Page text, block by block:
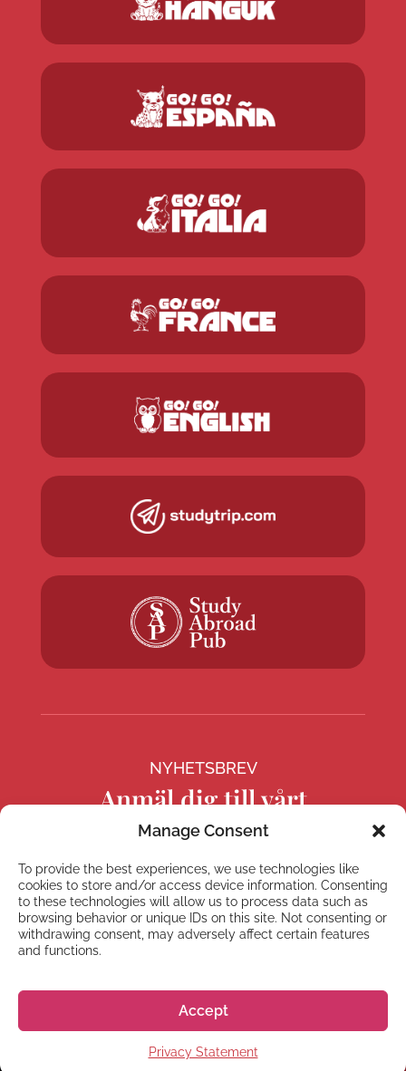
Manage Consent
To provide the best experiences, we use technologies like
cookies to store and/or access device information. Consenting
to these technologies will allow us to process data such as
browsing behavior or unique IDs on this site. Not consenting or
withdrawing consent, may adversely affect certain features
and functions.
Accept
Privacy Statement
NYHETSBREV
Anmäl dig till vårt
nyhetsbrev
Prenumerera
© 2026 株式会社GoGo World